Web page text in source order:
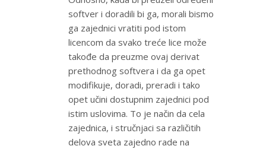
softver i doradili bi ga, morali bismo
ga zajednici vratiti pod istom
licencom da svako treće lice može
takođe da preuzme ovaj derivat
prethodnog softvera i da ga opet
modifikuje, doradi, preradi i tako
opet učini dostupnim zajednici pod
istim uslovima. To je način da cela
zajednica, i stručnjaci sa različitih
delova sveta zajedno rade na